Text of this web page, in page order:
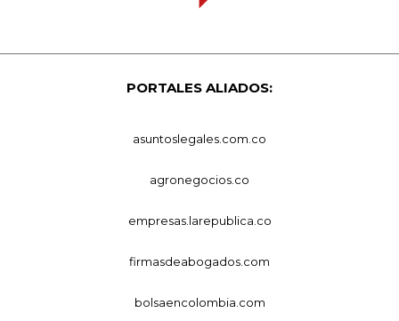
PORTALES ALIADOS:
asuntoslegales.com.co
agronegocios.co
empresas.larepublica.co
firmasdeabogados.com
bolsaencolombia.com